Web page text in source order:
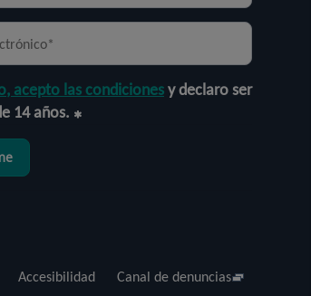
acepto las condicionesy declaro ser
14 años.
Accesibilidad Canal de denuncias